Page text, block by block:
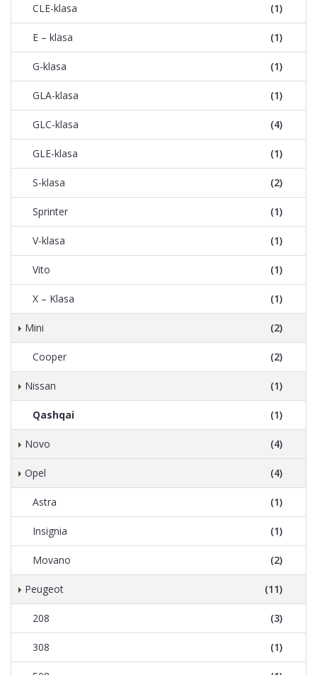
CLE-klasa (1)
E – klasa (1)
G-klasa (1)
GLA-klasa (1)
GLC-klasa (4)
GLE-klasa (1)
S-klasa (2)
Sprinter (1)
V-klasa (1)
Vito (1)
X – Klasa (1)
Mini (2)
Cooper (2)
Nissan (1)
Qashqai (1)
Novo (4)
Opel (4)
Astra (1)
Insignia (1)
Movano (2)
Peugeot (11)
208 (3)
308 (1)